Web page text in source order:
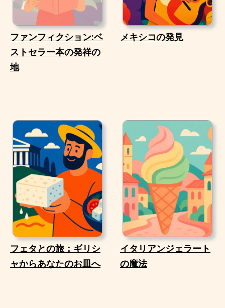
ファンフィクション:ベ
ストセラー本の発祥の
地
メキシコの発見
フェタとの旅：ギリシ
ャからあなたのお皿へ
イタリアンジェラート
の魔法